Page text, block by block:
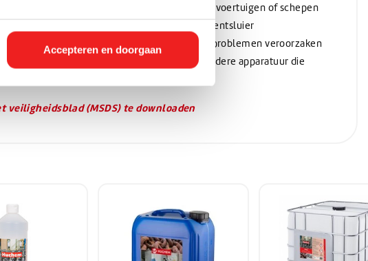
Accepteren en doorgaan
reiniging van machines, metalen constructies, voertuigen of schepen
bestrating, tegels of sanitair met kalk- of cementsluier
waar roest, kalk of cement-afzetting problemen veroorzaken
landbouwmachines, bouwmachines of andere apparatuur die
veiligheidsblad (MSDS) te downloaden